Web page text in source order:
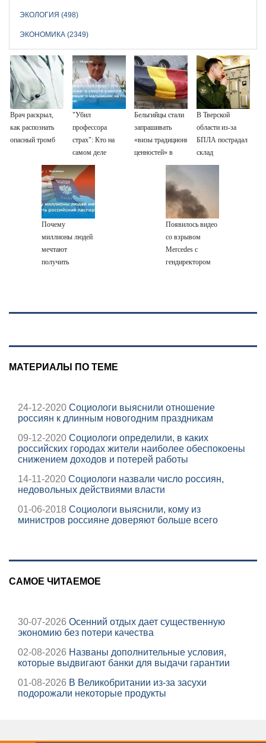
ЭКОЛОГИЯ (498)
ЭКОНОМИКА (2349)
Врач раскрыл,
как распознать
опасный тромб
"Убил
профессора
страх": Кто на
самом деле
виноват в смерти
ученого Зезина,
остановившего
мальчишек на
поле с горохом
Бельгийцы стали
запрашивать
«визы традиционных
ценностей» в
посольстве РФ
В Тверской
области из-за
БПЛА пострадал
склад
Вайлдберриз и
и городов
Тверской области
сегодня -
Afanasy.biz –
Тверские
новости. Новости
Почему
миллионы людей
мечтают
получить
Появилось видео
со взрывом
Mercedes с
гендиректором
МАТЕРИАЛЫ ПО ТЕМЕ
24-12-2020 Социологи выяснили отношение
россиян к длинным новогодним праздникам
09-12-2020 Социологи определили, в каких
российских городах жители наиболее обеспокоены
снижением доходов и потерей работы
14-11-2020 Социологи назвали число россиян,
недовольных действиями власти
01-06-2018 Социологи выяснили, кому из
министров россияне доверяют больше всего
САМОЕ ЧИТАЕМОЕ
30-07-2026 Осенний отдых дает существенную
экономию без потери качества
02-08-2026 Названы дополнительные условия,
которые выдвигают банки для выдачи гарантии
01-08-2026 В Великобритании из-за засухи
подорожали некоторые продукты